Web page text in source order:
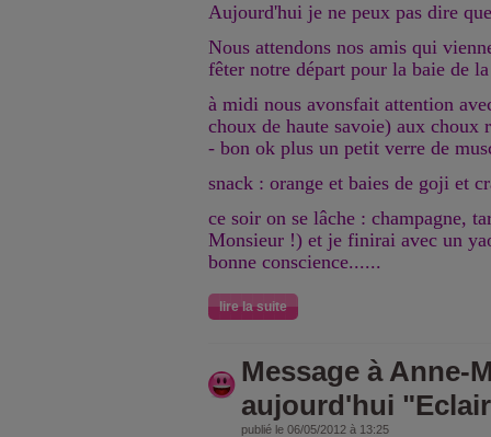
Aujourd'hui je ne peux pas dire
Nous attendons nos amis qui
fêter notre départ pour la baie de
à midi nous avonsfait attention
choux de haute savoie) aux choux
- bon ok plus un petit verre de
snack : orange et baies de goji et
ce soir on se lâche : champagne,
Monsieur !) et je finirai avec un
bonne conscience......
lire la suite
Message à Anne-
aujourd'hui
publié le 06/05/2012 à 13:25